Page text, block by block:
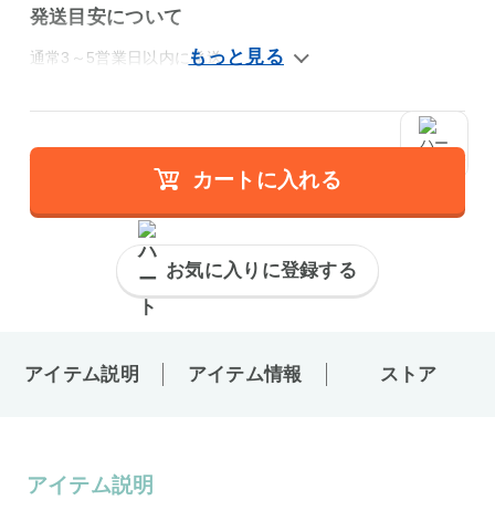
発送目安について
通常3～5営業日以内に発送
カートに入れる
お気に入りに登録する
アイテム説明 アイテム情報 ストア
アイテム説明